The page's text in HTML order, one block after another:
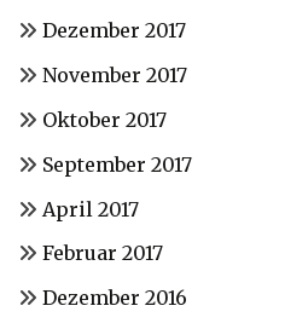
Dezember 2017
November 2017
Oktober 2017
September 2017
April 2017
Februar 2017
Dezember 2016